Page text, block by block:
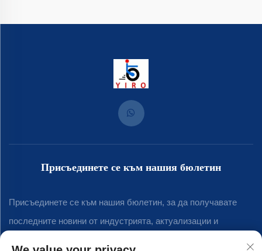
Присъединете се към нашия бюлетин
Присъединете се към нашия бюлетин, за да получавате
последните новини от индустрията, актуализации и